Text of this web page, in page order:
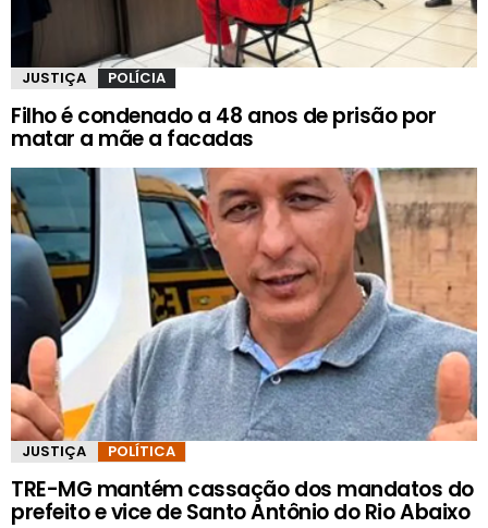
JUSTIÇA POLÍCIA
Filho é condenado a 48 anos de prisão por
matar a mãe a facadas
JUSTIÇA POLÍTICA
TRE-MG mantém cassação dos mandatos do
prefeito e vice de Santo Antônio do Rio Abaixo